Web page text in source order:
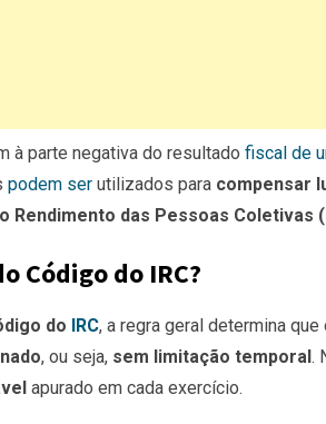
à parte negativa do resultado fiscal de
podem ser utilizados para compensar
Rendimento das Pessoas Coletivas
Código do IRC?
do IRC, a regra geral determina
, ou seja, sem limitação temporal.
apurado em cada exercício.